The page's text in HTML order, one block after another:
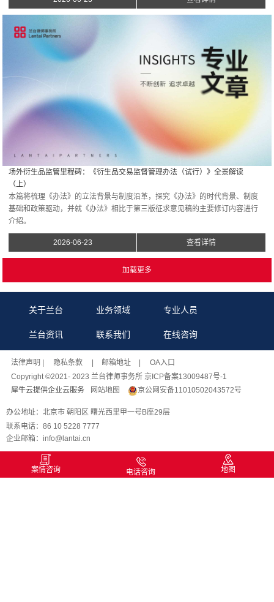
场外衍生品监管里程碑：《衍生品交易监督管理办法（试行）》全景解读
（上）
本篇将梳理《办法》的立法背景与制度沿革，探究《办法》的时代背景、制度
基础和政策驱动，并就《办法》相比于第三版征求意见稿的主要修订内容进行
介绍。
2026-06-23 查看详情
关于兰台 业务领域 专业人员
兰台资讯 联系我们 在线咨询
法律声明 | 隐私条款 | 邮箱地址
| OA入口
Copyright ©2021- 2023 兰台律师事务所 京ICP备案13009487号-1
犀牛云提供企业云服务
网站地图 京公网安备11010502043572号
办公地址：北京市 朝阳区 曙光西里甲一号B座29层
联系电话：86 10 5228 7777
企业邮箱：info@lantai.cn
案情咨询 电话咨询 地图